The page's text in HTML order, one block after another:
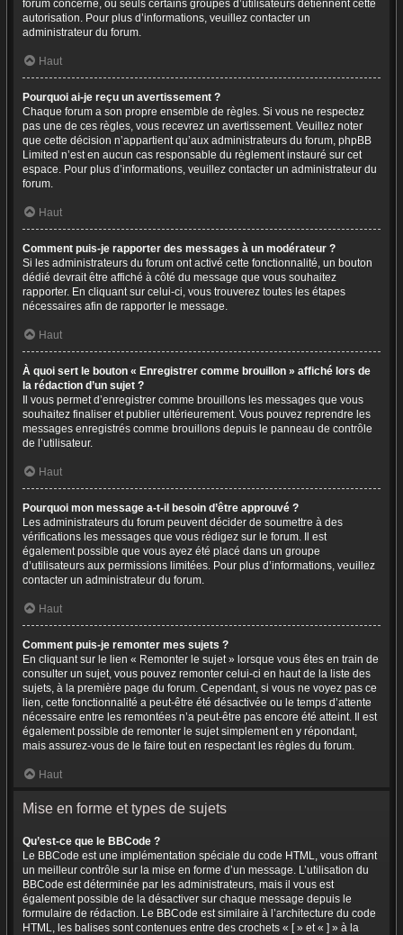
forum concerné, ou seuls certains groupes d’utilisateurs détiennent cette
autorisation. Pour plus d’informations, veuillez contacter un
administrateur du forum.
Haut
Pourquoi ai-je reçu un avertissement ?
Chaque forum a son propre ensemble de règles. Si vous ne respectez
pas une de ces règles, vous recevrez un avertissement. Veuillez noter
que cette décision n’appartient qu’aux administrateurs du forum, phpBB
Limited n’est en aucun cas responsable du règlement instauré sur cet
espace. Pour plus d’informations, veuillez contacter un administrateur du
forum.
Haut
Comment puis-je rapporter des messages à un modérateur ?
Si les administrateurs du forum ont activé cette fonctionnalité, un bouton
dédié devrait être affiché à côté du message que vous souhaitez
rapporter. En cliquant sur celui-ci, vous trouverez toutes les étapes
nécessaires afin de rapporter le message.
Haut
À quoi sert le bouton « Enregistrer comme brouillon » affiché lors de
la rédaction d’un sujet ?
Il vous permet d’enregistrer comme brouillons les messages que vous
souhaitez finaliser et publier ultérieurement. Vous pouvez reprendre les
messages enregistrés comme brouillons depuis le panneau de contrôle
de l’utilisateur.
Haut
Pourquoi mon message a-t-il besoin d’être approuvé ?
Les administrateurs du forum peuvent décider de soumettre à des
vérifications les messages que vous rédigez sur le forum. Il est
également possible que vous ayez été placé dans un groupe
d’utilisateurs aux permissions limitées. Pour plus d’informations, veuillez
contacter un administrateur du forum.
Haut
Comment puis-je remonter mes sujets ?
En cliquant sur le lien « Remonter le sujet » lorsque vous êtes en train de
consulter un sujet, vous pouvez remonter celui-ci en haut de la liste des
sujets, à la première page du forum. Cependant, si vous ne voyez pas ce
lien, cette fonctionnalité a peut-être été désactivée ou le temps d’attente
nécessaire entre les remontées n’a peut-être pas encore été atteint. Il est
également possible de remonter le sujet simplement en y répondant,
mais assurez-vous de le faire tout en respectant les règles du forum.
Haut
Mise en forme et types de sujets
Qu’est-ce que le BBCode ?
Le BBCode est une implémentation spéciale du code HTML, vous offrant
un meilleur contrôle sur la mise en forme d’un message. L’utilisation du
BBCode est déterminée par les administrateurs, mais il vous est
également possible de la désactiver sur chaque message depuis le
formulaire de rédaction. Le BBCode est similaire à l’architecture du code
HTML, les balises sont contenues entre des crochets « [ » et « ] » à la